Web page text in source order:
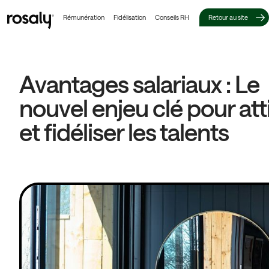
Rémunération Fidélisation Conseils RH Retour au site
Avantages salariaux : Le
nouvel enjeu clé pour
et fidéliser les talents